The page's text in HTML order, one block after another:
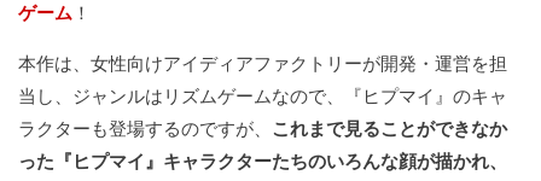
ゲーム ！
本作は、女性向けアイディアファクトリーが開発・運営を担
当し、ジャンルはリズムゲームなので、『ヒプマイ』のキャ
ラクターも登場するのですが、 これまで見ることができなか
った『ヒプマイ』キャラクターたちのいろんな顔が描かれ、